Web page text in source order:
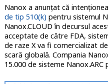
Nanox a anunțat că
de tip 510(k) pentru sistemul
Nanox.CLOUD în decursul
acceptate de către FDA,
de raze X va fi comercializat
scară globală. Compania
15.000 de sisteme Nanox.ARC